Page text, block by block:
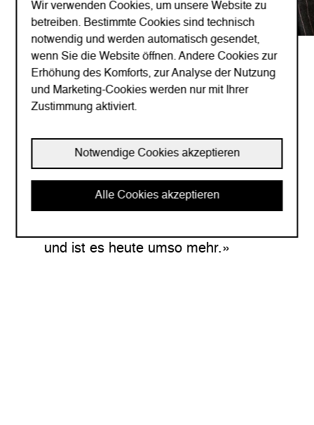
«Im Rückblick ist der Standort in der
Ostschweiz die beste
und ist es heute umso mehr.»
Hans Peter Stihl
Geschäftsführender Gesellschafter
STIHL Holding KG
Wir verwenden Cookies, um unsere Website zu
betreiben. Bestimmte Cookies sind technisch
notwendig und werden automatisch gesendet,
wenn Sie die Website öffnen. Andere Cookies zur
Erhöhung des Komforts, zur Analyse der Nutzung
und Marketing-Cookies werden nur mit Ihrer
Zustimmung aktiviert.
Notwendige Cookies akzeptieren
Alle Cookies akzeptieren